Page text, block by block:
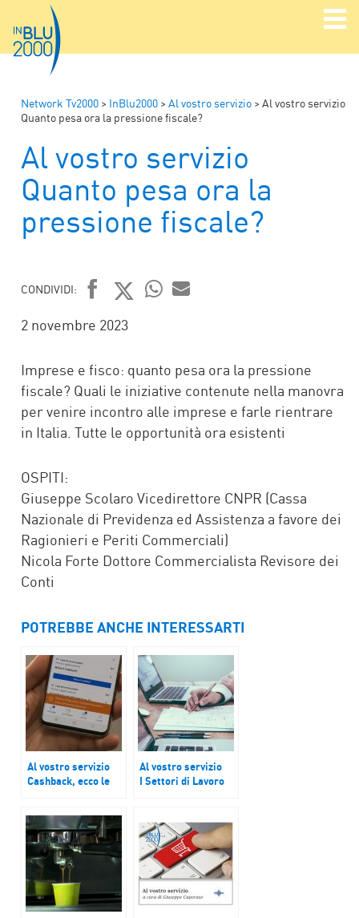
Network Tv2000 > InBlu2000 > Al vostro servizio > Al vostro servizio
Quanto pesa ora la pressione fiscale?
Al vostro servizio
Quanto pesa ora la
pressione fiscale?
CONDIVIDI:
FACEBOOK
TWITTER
2 novembre 2023
Imprese e fisco: quanto pesa ora la pressione
fiscale? Quali le iniziative contenute nella manovra
per venire incontro alle imprese e farle rientrare
in Italia. Tutte le opportunità ora esistenti
OSPITI:
Giuseppe Scolaro Vicedirettore CNPR (Cassa
Nazionale di Previdenza ed Assistenza a favore dei
Ragionieri e Periti Commerciali)
Nicola Forte Dottore Commercialista Revisore dei
Conti
POTREBBE ANCHE INTERESSARTI
Al vostro servizio
Cashback, ecco le
Al vostro servizio
I Settori di Lavoro